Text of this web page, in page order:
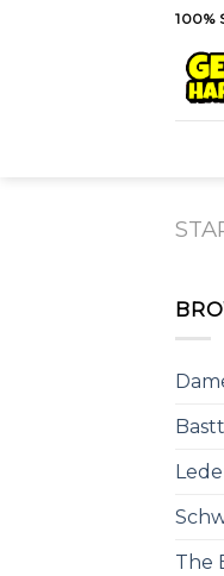
100%
The